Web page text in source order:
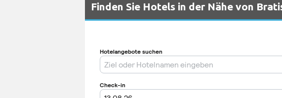
Finden Sie Hotels in der Nähe von